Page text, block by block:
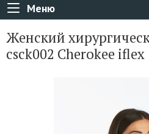
Меню
Женский
csck002 Cherokee iflex